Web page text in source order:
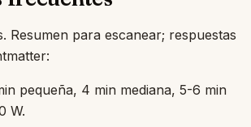
Resumen para escanear; respuestas
pequeña, 4 min mediana, 5-6 min
W.